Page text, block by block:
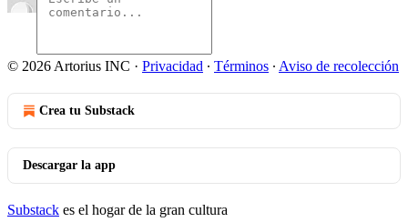
© 2026 Artorius INC · Privacidad ∙ Términos ∙ Aviso de recolección
Crea tu Substack
Descargar la app
Substack es el hogar de la gran cultura